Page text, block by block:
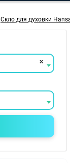
Скло для духовки
×